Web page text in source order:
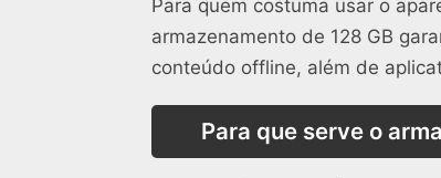
Para quem costuma usar o
armazenamento de 128 GB
conteúdo offline, além de
Para que serve o